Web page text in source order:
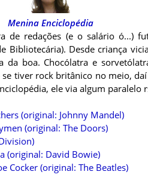
Menina Enciclopédia
de redações (e o salário ó...)
Bibliotecária). Desde criança
da boa. Chocólatra e
tiver rock britânico no meio,
ele via algum paralelo
(original: Johnny Mandel)
(original: The Doors)
(original: David Bowie)
Cocker (original: The Beatles)